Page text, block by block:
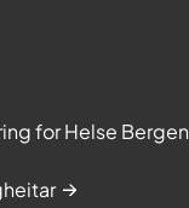
for Helse Bergen